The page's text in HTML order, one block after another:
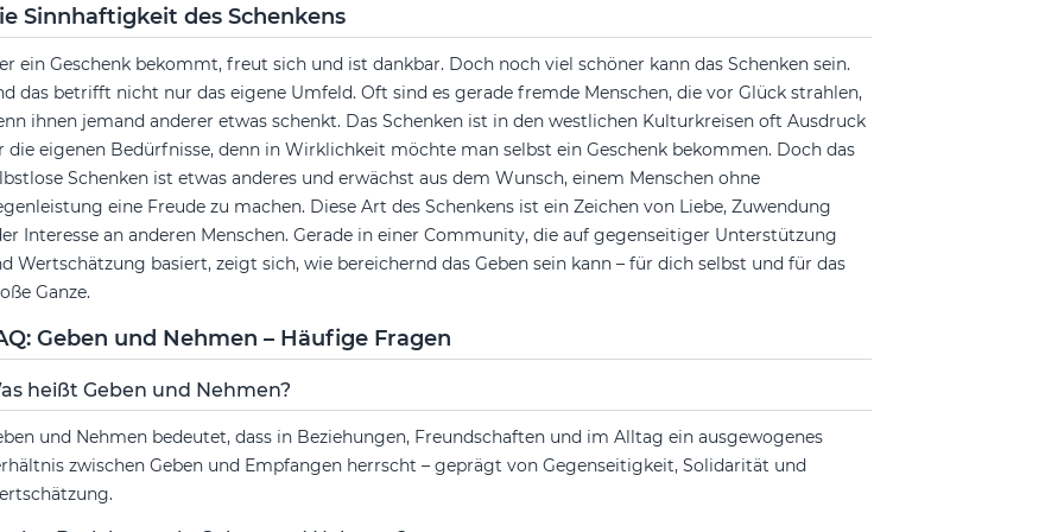
Sinnhaftigkeit des Schenkens
ein Geschenk bekommt, freut sich und ist dankbar. Doch noch viel schöner kann das Schenken sein.
das betrifft nicht nur das eigene Umfeld. Oft sind es gerade fremde Menschen, die vor Glück strahlen,
ihnen jemand anderer etwas schenkt. Das Schenken ist in den westlichen Kulturkreisen oft Ausdruck
die eigenen Bedürfnisse, denn in Wirklichkeit möchte man selbst ein Geschenk bekommen. Doch das
Schenken ist etwas anderes und erwächst aus dem Wunsch, einem Menschen ohne
eine Freude zu machen. Diese Art des Schenkens ist ein Zeichen von Liebe, Zuwendung
Interesse an anderen Menschen. Gerade in einer Community, die auf gegenseitiger Unterstützung
Wertschätzung basiert, zeigt sich, wie bereichernd das Geben sein kann – für dich selbst und für das
Ganze.
Geben und Nehmen – Häufige Fragen
heißt Geben und Nehmen?
und Nehmen bedeutet, dass in Beziehungen, Freundschaften und im Alltag ein ausgewogenes
zwischen Geben und Empfangen herrscht – geprägt von Gegenseitigkeit, Solidarität und